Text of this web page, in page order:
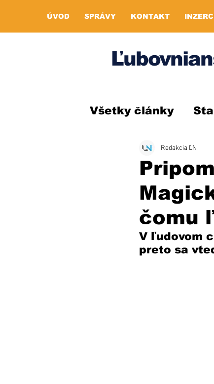
ÚVOD SPRÁVY KONTAKT
Všetky články
čomu
Redakcia ĽN
V ľudovom
preto sa